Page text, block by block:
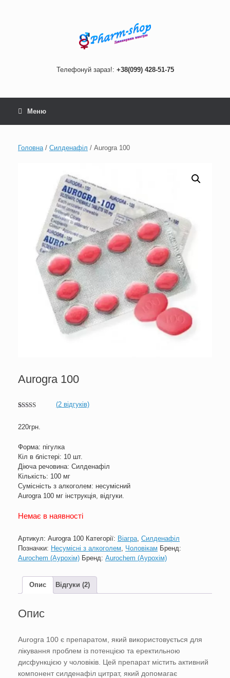
Телефонуй зараз!: +38(099) 428-51-75
Меню
Головна/ Силденафіл / Aurogra 100
Aurogra 100
основі
(2 відгуків)
220грн.
Форма: пігулка
Кіл в блістері: 10 шт.
Діюча речовина: Силденафіл
Кількість: 100 мг
Сумісність з алкоголем: несумісний
Aurogra 100 мг інструкція, відгуки.
Немає в наявності
Артикул: Aurogra 100 Категорії: Віагра Силденафіл
Позначки: Несумісні з алкоголем Чоловікам Бренд:
Aurochem (Аурохім) Бренд: Aurochem (Аурохім)
Опис Відгуки (2)
Опис
Aurogra 100 є препаратом, який використовується для
лікування проблем із потенцією та еректильною
дисфункцією у чоловіків. Цей препарат містить активний
компонент силденафіл цитрат, який допомагає